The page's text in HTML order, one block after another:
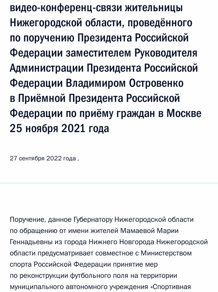
видео-конференц-связи жительницы
Нижегородской области, проведённого
по поручению Президента Российской
Федерации заместителем Руководителя
Администрации Президента Российской
Федерации Владимиром Островенко
в Приёмной Президента Российской
Федерации по приёму граждан в Москве
25 ноября 2021 года
27 сентября 2022 года
Поручение, данное Губернатору Нижегородской области
по обращению от имени жителей Мамаевой Марии
Геннадьевны из города Нижнего Новгорода Нижегородской
области предусматривает совместное с Министерством
спорта Российской Федерации принятие мер
по реконструкции футбольного поля на территории
муниципального автономного учреждения «Спортивная